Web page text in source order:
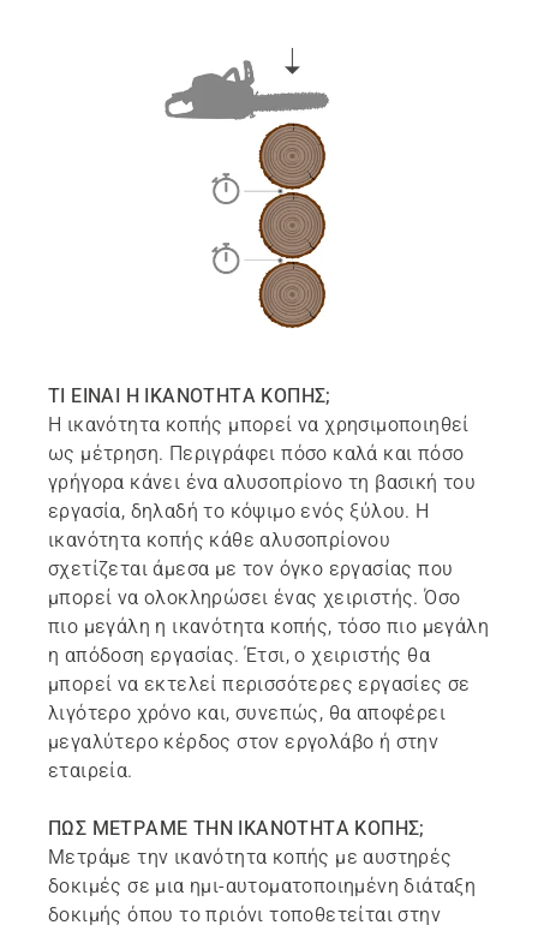
ΤΙ ΕΙΝΑΙ Η ΙΚΑΝΟΤΗΤΑ ΚΟΠΗΣ;
Η ικανότητα κοπής μπορεί να χρησιμοποιηθεί
ως μέτρηση. Περιγράφει πόσο καλά και πόσο
γρήγορα κάνει ένα αλυσοπρίονο τη βασική του
εργασία, δηλαδή το κόψιμο ενός ξύλου. Η
ικανότητα κοπής κάθε αλυσοπρίονου
σχετίζεται άμεσα με τον όγκο εργασίας που
μπορεί να ολοκληρώσει ένας χειριστής. Όσο
πιο μεγάλη η ικανότητα κοπής, τόσο πιο μεγάλη
η απόδοση εργασίας. Έτσι, ο χειριστής θα
μπορεί να εκτελεί περισσότερες εργασίες σε
λιγότερο χρόνο και, συνεπώς, θα αποφέρει
μεγαλύτερο κέρδος στον εργολάβο ή στην
εταιρεία.
ΠΩΣ ΜΕΤΡΑΜΕ ΤΗΝ ΙΚΑΝΟΤΗΤΑ ΚΟΠΗΣ;
Μετράμε την ικανότητα κοπής με αυστηρές
δοκιμές σε μια ημι-αυτοματοποιημένη διάταξη
δοκιμής όπου το πριόνι τοποθετείται στην